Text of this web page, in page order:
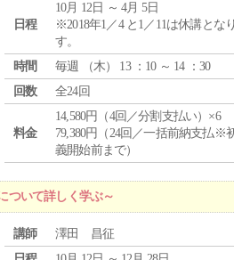
日程
10月 12日 ～ 4月 5日
※2018年1／4 と1／11は休講とな
す。
時間
毎週 （木） 13 ：10 ～ 14 ：30
回数
全24回
料金
14,580円（4回／分割支払い）×6
79,380円（24回／一括前納支払※
義開始前まで）
いて詳しく学ぶ～
講師
澤田 昌征